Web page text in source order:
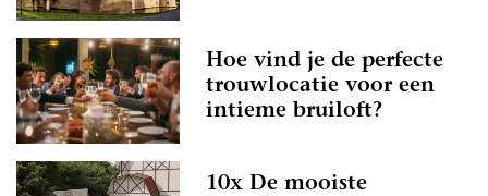
Hoe vind je de perfecte
trouwlocatie voor een
intieme bruiloft?
10x De mooiste